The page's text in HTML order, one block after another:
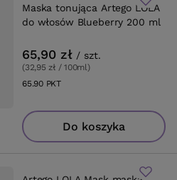
Maska tonująca Artego LOLA
do włosów Blueberry 200 ml
65,90 zł / szt.
(32,95 zł / 100ml)
65.90PKTpunktów
Do koszyka